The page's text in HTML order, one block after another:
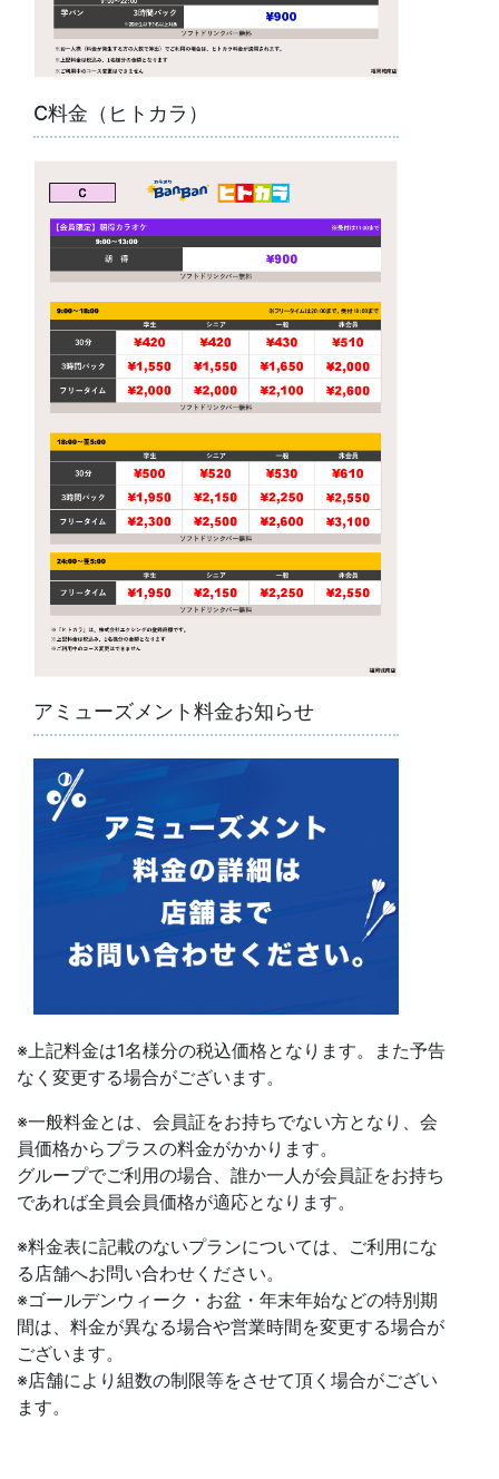
C料金（ヒトカラ）
アミューズメント料金お知らせ
※上記料金は1名様分の税込価格となります。また予告
なく変更する場合がございます。
※一般料金とは、会員証をお持ちでない方となり、会
員価格からプラスの料金がかかります。
グループでご利用の場合、誰か一人が会員証をお持ち
であれば全員会員価格が適応となります。
※料金表に記載のないプランについては、ご利用にな
る店舗へお問い合わせください。
※ゴールデンウィーク・お盆・年末年始などの特別期
間は、料金が異なる場合や営業時間を変更する場合が
ございます。
※店舗により組数の制限等をさせて頂く場合がござい
ます。